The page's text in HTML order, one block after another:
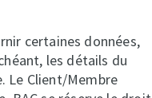
certaines données,
les détails du
Le Client/Membre